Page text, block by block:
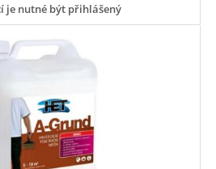
je nutné být přihlášený